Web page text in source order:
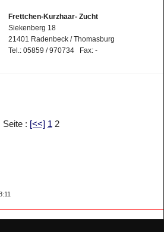
Frettchen-Kurzhaar- Zucht
Siekenberg 18
21401 Radenbeck / Thomasburg
Tel.: 05859 / 970734 Fax: -
Seite : [<<] 1 2